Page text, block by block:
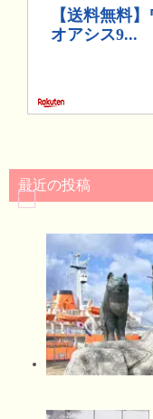
最近の投稿